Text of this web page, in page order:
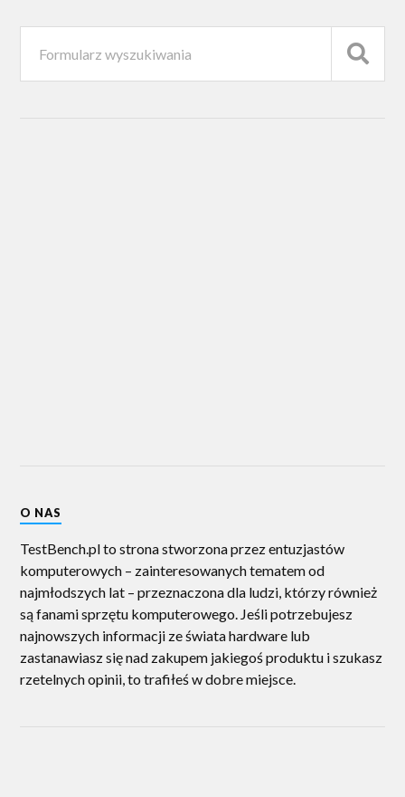
O NAS
TestBench.pl to strona stworzona przez entuzjastów
komputerowych – zainteresowanych tematem od
najmłodszych lat – przeznaczona dla ludzi, którzy również
są fanami sprzętu komputerowego. Jeśli potrzebujesz
najnowszych informacji ze świata hardware lub
zastanawiasz się nad zakupem jakiegoś produktu i szukasz
rzetelnych opinii, to trafiłeś w dobre miejsce.